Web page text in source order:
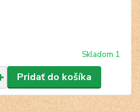
Skladom 1
Pridať do košíka